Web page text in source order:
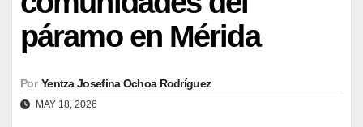
páramo en Mérida
Por Yentza Josefina Ochoa Rodríguez
MAY 18, 2026